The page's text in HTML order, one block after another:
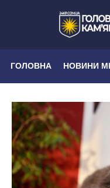
ГОЛОВНА НОВИНИ